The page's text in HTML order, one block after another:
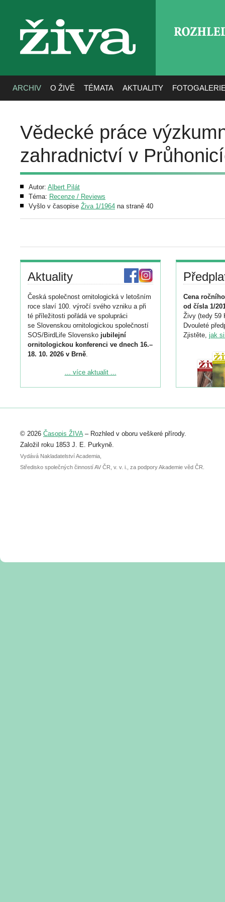
živa
ARCHIV O ŽIVĚ TÉMATA AKTUALITY
Vědecké práce
zahradnictví v
Autor: Albert Pilát
Téma: Recenze / Reviews
Vyšlo v časopise Živa 1/1964 na straně 40
Aktuality
Česká společnost ornitologická v letošním
roce slaví 100. výročí svého vzniku a při
té příležitosti pořádá ve spolupráci
se Slovenskou ornitologickou společností
SOS/BirdLife Slovensko jubilejní
ornitologickou konferenci ve dnech 16.–
18. 10. 2026 v Brně.
Podrobnější informace ke konferenci
Registrovat se můžete do 6. září.
abstraktu přihlášené přednášky nebo
posteru je už 30. června.
... více aktualit ...
Cena
od čísla 1/
Živy (tedy 59
Dvouleté
Zjistěte, jak
© 2026 Časopis ŽIVA– Rozhled v oboru veškeré přírody.
Založil roku 1853 J. E. Purkyně.
Vydává Nakladatelství Academia,
Středisko společných činností AV ČR, v. v. i., za podpory Akademie věd ČR.